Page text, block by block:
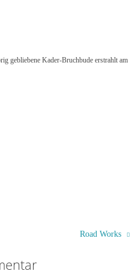
gebliebene Kader-Bruchbude erstrahlt am
Road Works